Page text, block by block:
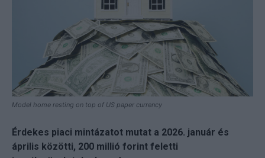
Model home resting on top of US paper currency
Érdekes piaci mintázatot mutat a 2026. január és
április közötti, 200 millió forint feletti